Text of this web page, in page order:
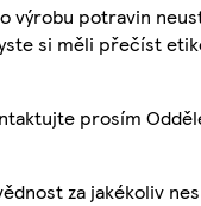
potravin
si měli přečíst
prosím
za jakékoliv